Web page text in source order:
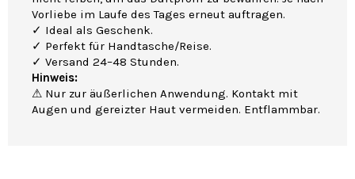
Vorliebe im Laufe des Tages erneut auftragen.
✓ Ideal als Geschenk.
✓ Perfekt für Handtasche/Reise.
✓ Versand 24–48 Stunden.
Hinweis:
⚠ Nur zur äußerlichen Anwendung. Kontakt mit
Augen und gereizter Haut vermeiden. Entflammbar.